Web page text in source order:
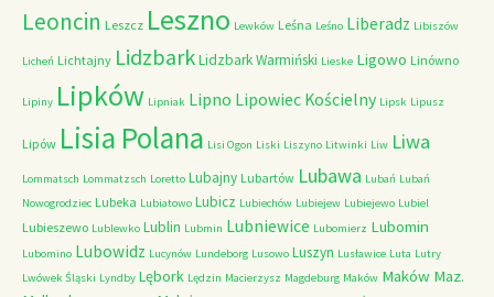
Leoncin Leszcz Leszno Lewków Leśna Leśno Liberadz Libiszów
Licheń Lichtajny LidzbarkLidzbark Warmiński Lieske Ligowo Linówno
Lipiny Lipków Lipniak Lipno Lipowiec Kościelny Lipsk Lipusz
Lipów Lisia Polana Lisi Ogon Liski Liszyno Litwinki Liw Liwa
Lommatsch Lommatzsch Loretto Lubajny Lubartów Lubawa Lubań Lubań
Nowogrodziec Lubeka Lubiatowo Lubicz Lubiechów Lubiejew Lubiejewo Lubiel
Lubieszewo Lublewko Lublin Lubmin Lubniewice Lubomierz Lubomin
Lubomino Lubowidz Lucynów Lundeborg Lusowo Luszyn Lusławice Luta Lutry
Lwówek Śląski Lyndby Lębork Lędzin Macierzysz Magdeburg Maków Maków Maz.